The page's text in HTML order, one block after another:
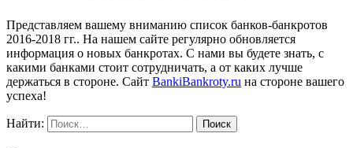
Представляем вашему вниманию список банков-банкротов
2016-2018 гг.. На нашем сайте регулярно обновляется
информация о новых банкротах. С нами вы будете знать, с
какими банками стоит сотрудничать, а от каких лучше
держаться в стороне. Сайт BankiBankroty.ru на стороне вашего
успеха!
Найти: